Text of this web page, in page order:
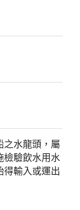
之水龍頭，屬
檢驗飲水用水
得輸入或運出